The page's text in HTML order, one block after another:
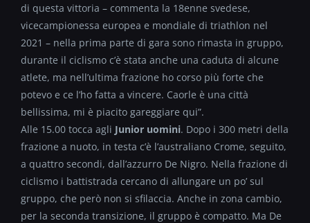
di questa vittoria – commenta la 18enne svedese,
vicecampionessa europea e mondiale di triathlon nel
2021 – nella prima parte di gara sono rimasta in gruppo,
durante il ciclismo c’è stata anche una caduta di alcune
atlete, ma nell’ultima frazione ho corso più forte che
potevo e ce l’ho fatta a vincere. Caorle è una città
bellissima, mi è piacito gareggiare qui”.
Alle 15.00 tocca agli Junior uomini. Dopo i 300 metri della
frazione a nuoto, in testa c’è l’australiano Crome, seguito,
a quattro secondi, dall’azzurro De Nigro. Nella frazione di
ciclismo i battistrada cercano di allungare un po’ sul
gruppo, che però non si sfilaccia. Anche in zona cambio,
per la seconda transizione, il gruppo è compatto. Ma De